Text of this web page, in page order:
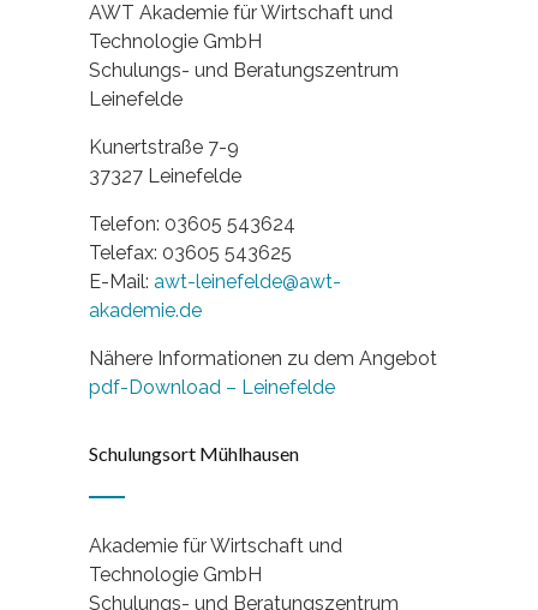
AWT Akademie für Wirtschaft und
Technologie GmbH
Schulungs- und Beratungszentrum
Leinefelde
Kunertstraße 7-9
37327 Leinefelde
Telefon: 03605 543624
Telefax: 03605 543625
E-Mail: awt-leinefelde@awt-
akademie.de
Nähere Informationen zu dem Angebot
pdf-Download – Leinefelde
Schulungsort Mühlhausen
Akademie für Wirtschaft und
Technologie GmbH
Schulungs- und Beratungszentrum